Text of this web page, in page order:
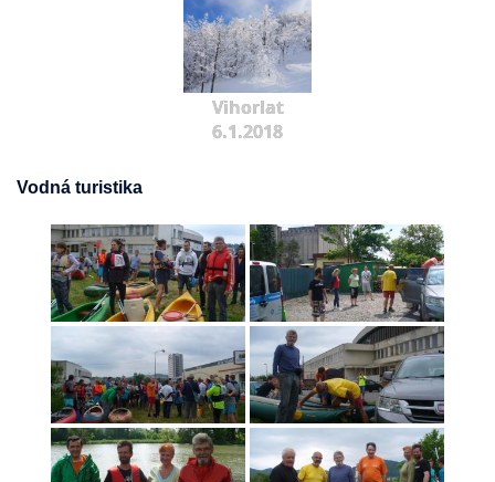
Vihorlat
6.1.2018
Vodná turistika